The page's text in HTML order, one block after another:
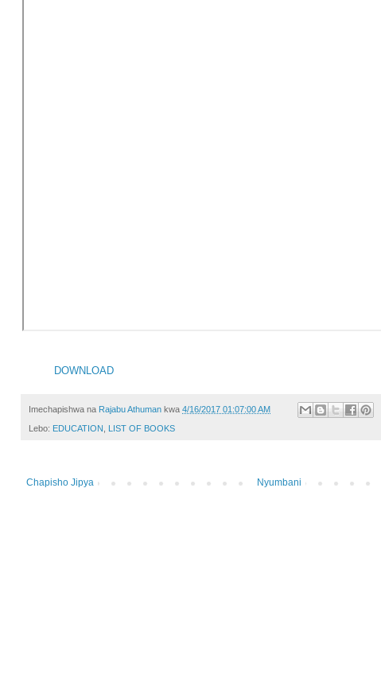
DOWNLOAD
Imechapishwa na Rajabu Athuman kwa 4/16/2017 01:07:00 AM
Lebo: EDUCATION, LIST OF BOOKS
Chapisho Jipya Nyumbani